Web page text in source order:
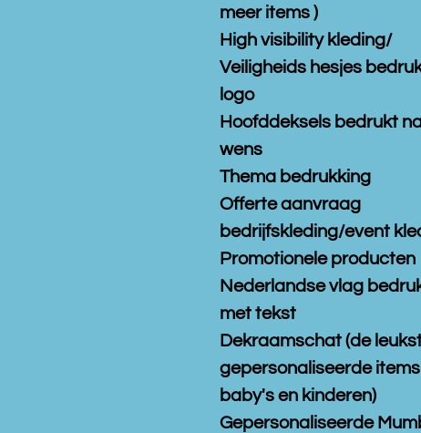
meer items )
High visibility kleding/
Veiligheids hesjes
logo
Hoofddeksels bedrukt
wens
Thema bedrukking
Offerte aanvraag
bedrijfskleding/event
Promotionele producten
Nederlandse vlag
met tekst
Dekraamschat (de
gepersonaliseerde
baby's en kinderen)
Gepersonaliseerde